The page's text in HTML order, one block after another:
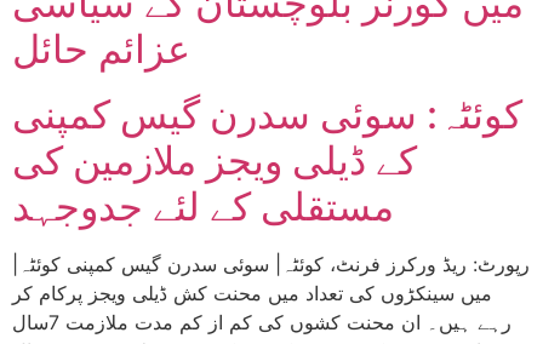
عزائم حائل
کوئٹہ: سوئی سدرن گیس کمپنی
کے ڈیلی ویجز ملازمین کی
مستقلی کے لئے جدوجہد
میں سینکڑوں کی تعداد میں محنت کش ڈیلی ویجز پرکام کر
رہے ہیں۔ ان محنت کشوں کی کم از کم مدت ملازمت 7سال